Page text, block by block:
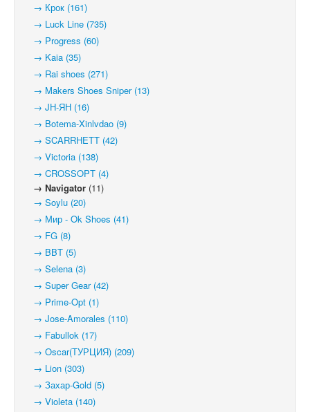
→ Крок (161)
→ Luck Line (735)
→ Progress (60)
→ Kaia (35)
→ Rai shoes (271)
→ Makers Shoes Sniper (13)
→ JH-ЯН (16)
→ Botema-Xinlvdao (9)
→ SCARRHETT (42)
→ Victoria (138)
→ CROSSOPT (4)
→ Navigator (11)
→ Soylu (20)
→ Мир - Ok Shoes (41)
→ FG (8)
→ BBT (5)
→ Selena (3)
→ Super Gear (42)
→ Prime-Opt (1)
→ Jose-Amorales (110)
→ Fabullok (17)
→ Oscar(ТУРЦИЯ) (209)
→ Lion (303)
→ Захар-Gold (5)
→ Violeta (140)